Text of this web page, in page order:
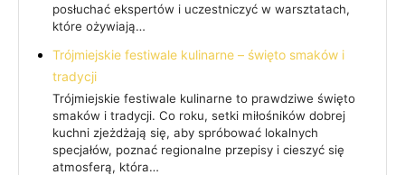
posłuchać ekspertów i uczestniczyć w warsztatach,
które ożywiają…
Trójmiejskie festiwale kulinarne – święto smaków i
tradycji
Trójmiejskie festiwale kulinarne to prawdziwe święto
smaków i tradycji. Co roku, setki miłośników dobrej
kuchni zjeżdżają się, aby spróbować lokalnych
specjałów, poznać regionalne przepisy i cieszyć się
atmosferą, która…